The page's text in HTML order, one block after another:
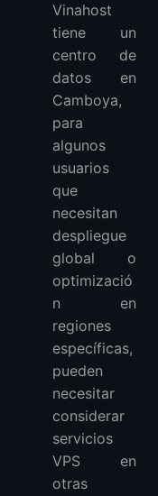
Vinahost
tiene un
centro de
datos en
Camboya,
para
algunos
usuarios
que
necesitan
despliegue
global o
optimizació
n en
regiones
específicas,
pueden
necesitar
considerar
servicios
VPS en
otras